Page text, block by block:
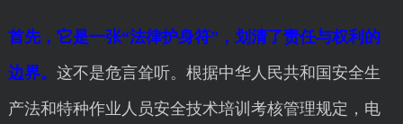
首先，它是一张“法律护身符”，划清了责任与权利的
边界。 这不是危言耸听。根据中华人民共和国安全生
产法和特种作业人员安全技术培训考核管理规定，电